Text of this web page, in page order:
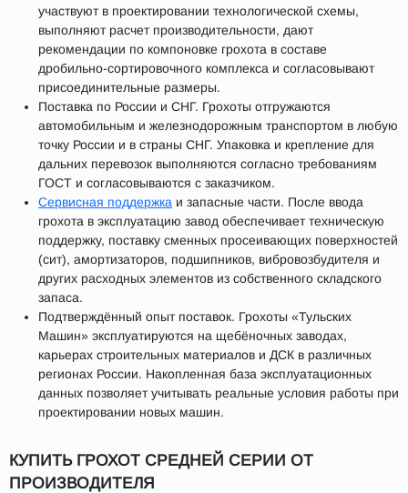
участвуют в проектировании технологической схемы,
выполняют расчет производительности, дают
рекомендации по компоновке грохота в составе
дробильно-сортировочного комплекса и согласовывают
присоединительные размеры.
Поставка по России и СНГ. Грохоты отгружаются
автомобильным и железнодорожным транспортом в любую
точку России и в страны СНГ. Упаковка и крепление для
дальних перевозок выполняются согласно требованиям
ГОСТ и согласовываются с заказчиком.
Сервисная поддержка и запасные части. После ввода
грохота в эксплуатацию завод обеспечивает техническую
поддержку, поставку сменных просеивающих поверхностей
(сит), амортизаторов, подшипников, вибровозбудителя и
других расходных элементов из собственного складского
запаса.
Подтверждённый опыт поставок. Грохоты «Тульских
Машин» эксплуатируются на щебёночных заводах,
карьерах строительных материалов и ДСК в различных
регионах России. Накопленная база эксплуатационных
данных позволяет учитывать реальные условия работы при
проектировании новых машин.
КУПИТЬ ГРОХОТ СРЕДНЕЙ СЕРИИ ОТ
ПРОИЗВОДИТЕЛЯ